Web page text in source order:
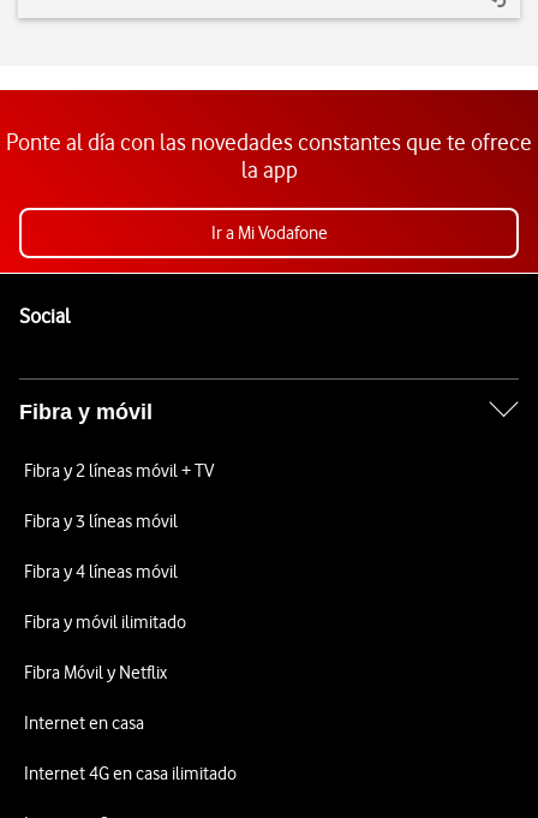
Ponte al día con las novedades constantes que te ofrece
la app
Ir a Mi Vodafone
SocialEnlaces a las redes sociales de Vodafone
Fibra y móvil
Fibra y 2 líneas móvil + TV
Fibra y 3 líneas móvil
Fibra y 4 líneas móvil
Fibra y móvil ilimitado
Fibra Móvil y Netflix
Internet en casa
Internet 4G en casa ilimitado